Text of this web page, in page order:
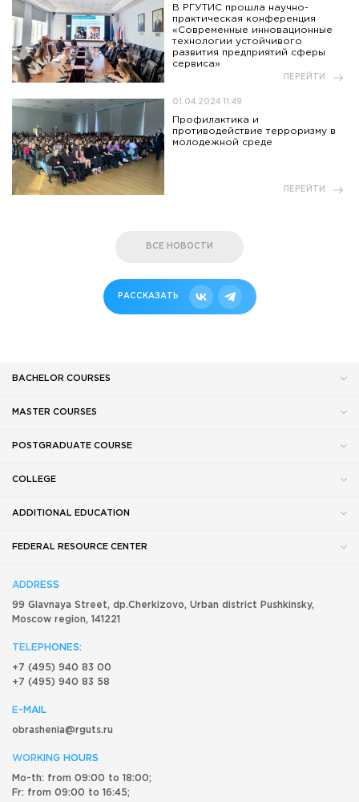
В РГУТИС прошла научно-
практическая конференция
«Современные инновационные
технологии устойчивого
развития предприятий сферы
сервиса»
ПЕРЕЙТИ
01.04.2024 11:49
Профилактика и
противодействие терроризму в
молодежной среде
ПЕРЕЙТИ
ВСЕ НОВОСТИ
РАССКАЗАТЬ
BACHELOR COURSES
MASTER COURSES
POSTGRADUATE COURSE
COLLEGE
ADDITIONAL EDUCATION
FEDERAL RESOURCE CENTER
ADDRESS
99 Glavnaya Street, dp.Cherkizovo, Urban district Pushkinsky,
Moscow region, 141221
TELEPHONES:
+7 (495) 940 83 00
+7 (495) 940 83 58
E-MAIL
obrashenia@rguts.ru
WORKING HOURS
Mo-th: from 09:00 to 18:00;
Fr: from 09:00 to 16:45;